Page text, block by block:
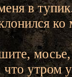
в
ко
мосье,
утром